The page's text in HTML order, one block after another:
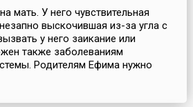
мать. У него чувствительная
выскочившая из-за угла с
у него заикание или
также заболеваниям
Родителям Ефима нужно